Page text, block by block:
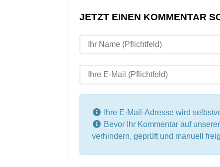
JETZT EINEN KOMMENTAR
Ihre E-Mail-Adresse wird
Bevor Ihr Kommentar auf
verhindern, geprüft und manuell